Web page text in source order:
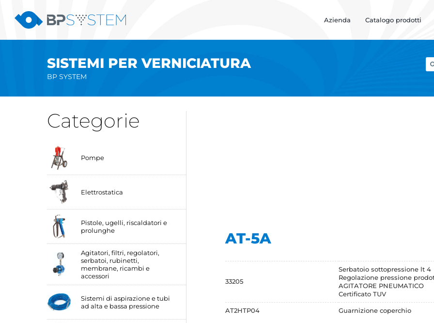
contenuto
Azienda Catalogo prodotti
SISTEMI PER VERNICIATURA
BP SYSTEM
Categorie
Pompe
Elettrostatica
Pistole, ugelli, riscaldatori e
prolunghe
Agitatori, filtri, regolatori,
serbatoi, rubinetti,
membrane, ricambi e
accessori
Sistemi di aspirazione e tubi
ad alta e bassa pressione
AT-5A
33205
Serbatoio sottopressione lt 4
Regolazione pressione
AGITATORE PNEUMATICO
Certificato TUV
AT2HTP04 Guarnizione coperchio